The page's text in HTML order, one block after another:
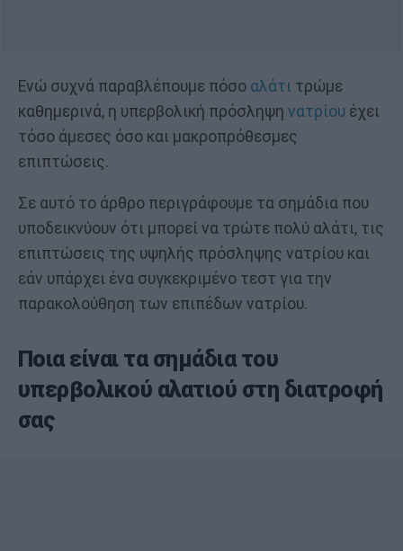
Ενώ συχνά παραβλέπουμε πόσο αλάτι τρώμε
καθημερινά, η υπερβολική πρόσληψη νατρίου έχει
τόσο άμεσες όσο και μακροπρόθεσμες
επιπτώσεις.
Σε αυτό το άρθρο περιγράφουμε τα σημάδια που
υποδεικνύουν ότι μπορεί να τρώτε πολύ αλάτι, τις
επιπτώσεις της υψηλής πρόσληψης νατρίου και
εάν υπάρχει ένα συγκεκριμένο τεστ για την
παρακολούθηση των επιπέδων νατρίου.
Ποια είναι τα σημάδια του
υπερβολικού αλατιού στη διατροφή
σας